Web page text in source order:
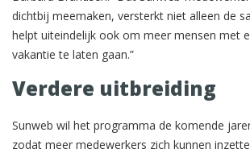
dichtbij meemaken, versterkt niet alleen de
helpt uiteindelijk ook om meer mensen met
vakantie te laten gaan.”
Verdere uitbreiding
Sunweb wil het programma de komende
zodat meer medewerkers zich kunnen